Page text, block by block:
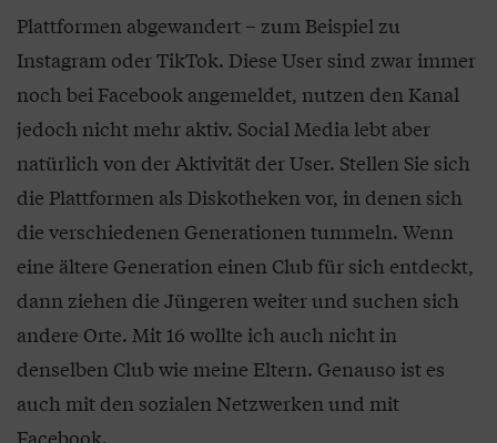
Plattformen abgewandert – zum Beispiel zu
Instagram oder TikTok. Diese User sind zwar immer
noch bei Facebook angemeldet, nutzen den Kanal
jedoch nicht mehr aktiv. Social Media lebt aber
natürlich von der Aktivität der User. Stellen Sie sich
die Plattformen als Diskotheken vor, in denen sich
die verschiedenen Generationen tummeln. Wenn
eine ältere Generation einen Club für sich entdeckt,
dann ziehen die Jüngeren weiter und suchen sich
andere Orte. Mit 16 wollte ich auch nicht in
denselben Club wie meine Eltern. Genauso ist es
auch mit den sozialen Netzwerken und mit
Facebook.